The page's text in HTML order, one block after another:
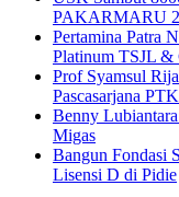
PAKARMARU
Pertamina Patra
Platinum TSJL &
Prof Syamsul
Pascasarjana
Benny
Migas
Bangun Fondasi
Lisensi D di Pidie